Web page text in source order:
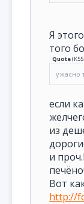
Я
того
Quote(
ужасно
если
из
и
Вот
http://